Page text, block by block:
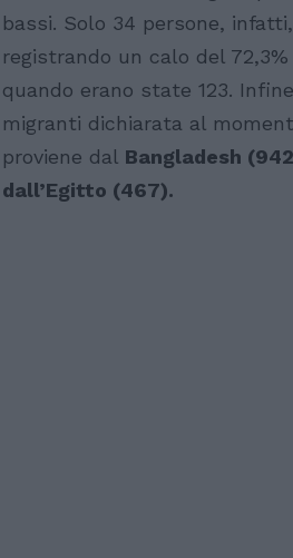
bassi. Solo 34 persone,
registrando un calo del
quando erano state 123.
migranti dichiarata al
proviene dal Bangladesh
dall’Egitto (467).